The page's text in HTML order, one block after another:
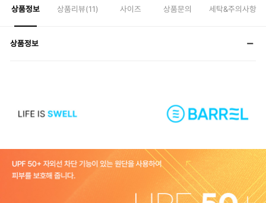
상품정보 상품리뷰(11) 사이즈 상품문의 세탁&주의사항
상품정보